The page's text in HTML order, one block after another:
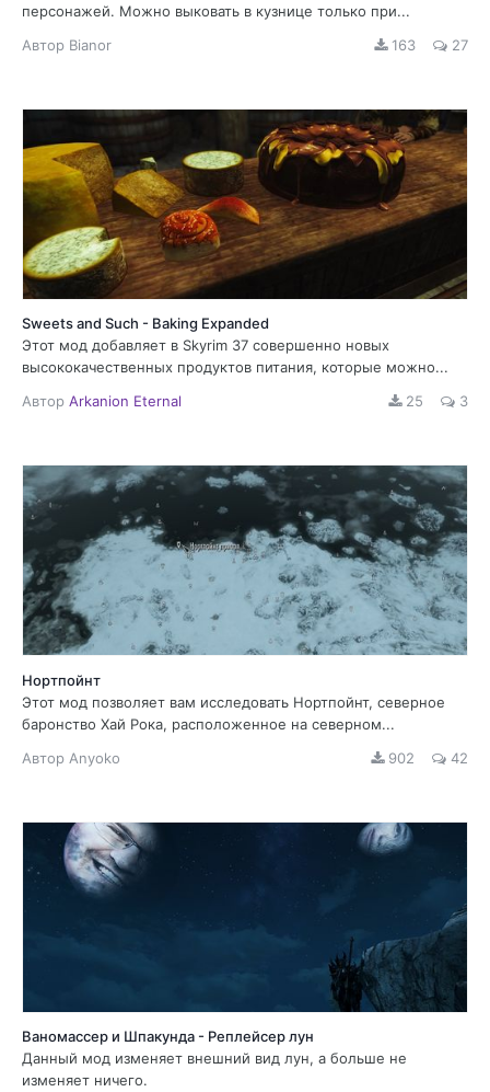
персонажей. Можно выковать в кузнице только при...
Автор Bianor 163 27
Sweets and Such - Baking Expanded
Этот мод добавляет в Skyrim 37 совершенно новых
высококачественных продуктов питания, которые можно...
Автор Arkanion Eternal 25 3
Нортпойнт
Этот мод позволяет вам исследовать Нортпойнт, северное
баронство Хай Рока, расположенное на северном...
Автор Anyoko 902 42
Ваномассер и Шпакунда - Реплейсер лун
Данный мод изменяет внешний вид лун, а больше не
изменяет ничего.